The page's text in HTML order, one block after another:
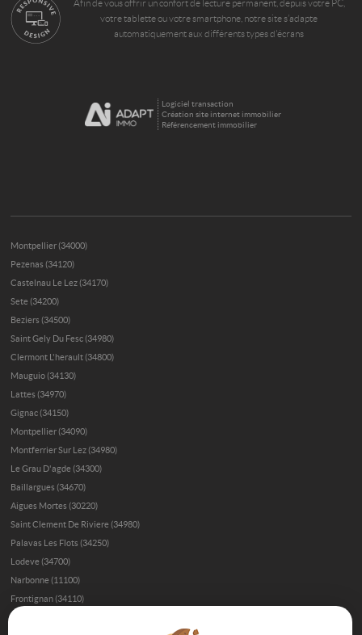
Afin de vous offrir un confort de lecture permanent, depuis votre PC,
votre tablette ou votre smartphone, notre site s’adapte
automatiquement aux différents types d'écrans
Logiciel transaction
Création site internet immobilier
Référencement immobilier
Montpellier (34000)
Pezenas (34120)
Castelnau Le Lez (34170)
Sete (34200)
Beziers (34500)
Saint Gely Du Fesc (34980)
Clermont L'herault (34800)
Mauguio (34130)
Lattes (34970)
Gignac (34150)
Montpellier (34090)
Montferrier Sur Lez (34980)
Le Grau D'agde (34300)
Baillargues (34670)
Aigues Mortes (30220)
Saint Clement De Riviere (34980)
Palavas Les Flots (34250)
Lodeve (34700)
Narbonne (11100)
Frontignan (34110)